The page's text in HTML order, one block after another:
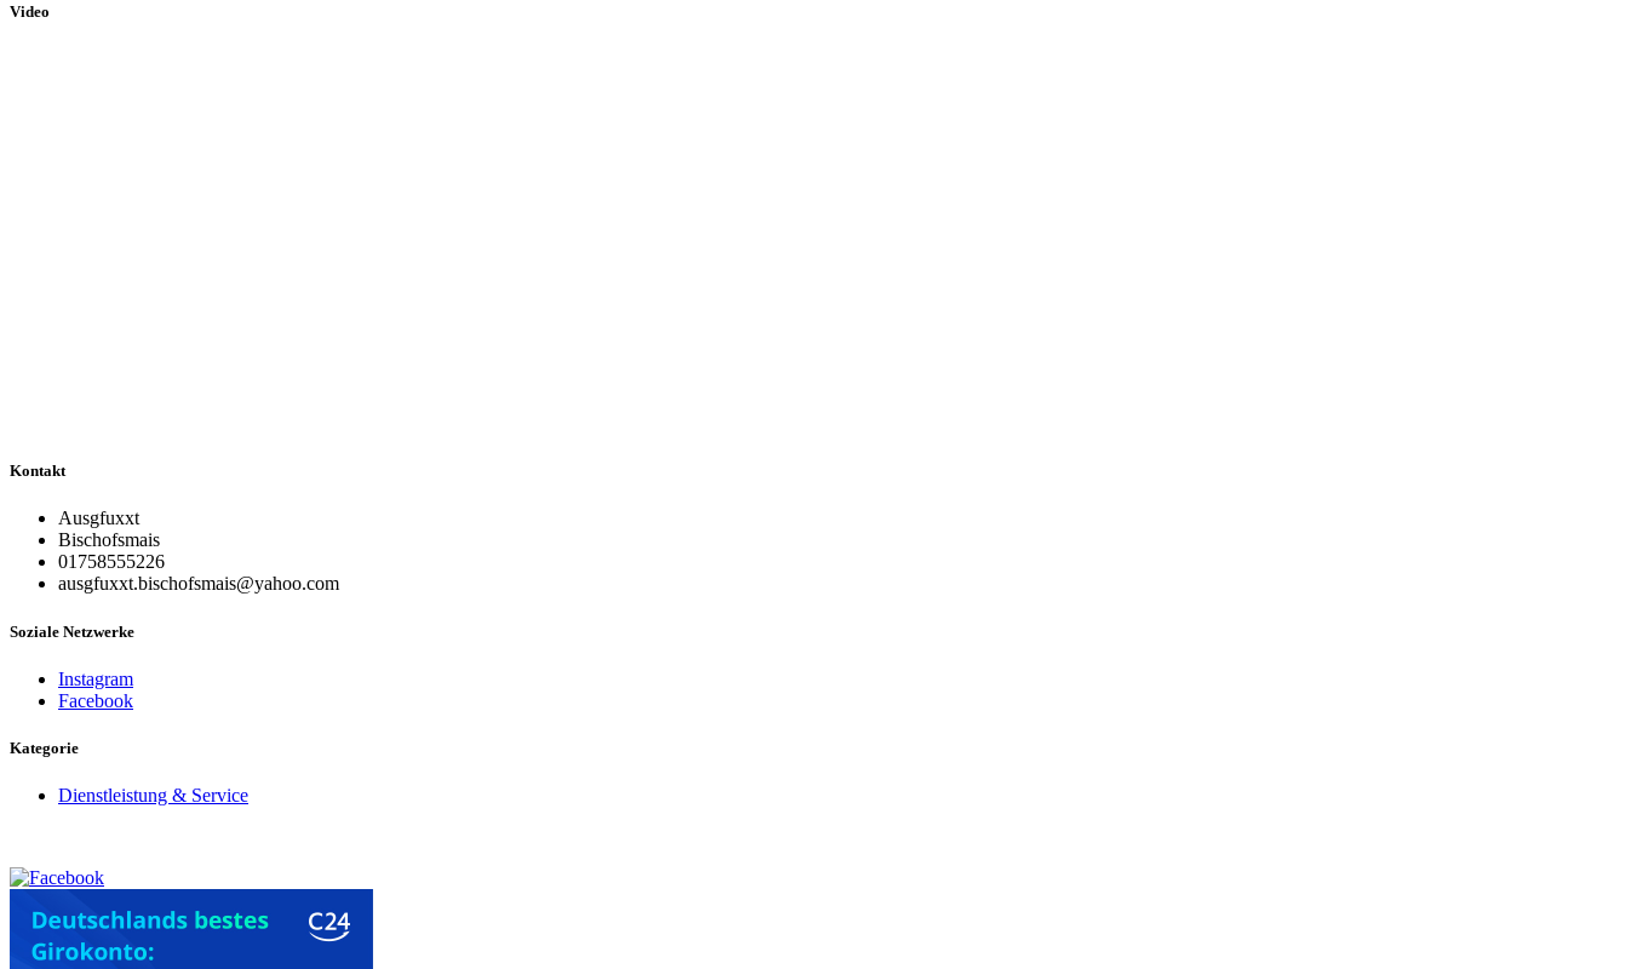
Video
Kontakt
Ausgfuxxt
Bischofsmais
01758555226
ausgfuxxt.bischofsmais@yahoo.com
Soziale Netzwerke
Instagram
Facebook
Kategorie
Dienstleistung & Service